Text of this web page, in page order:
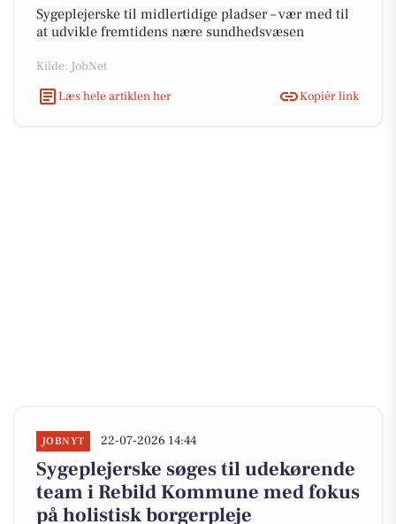
Sygeplejerske til midlertidige pladser – vær med til
at udvikle fremtidens nære sundhedsvæsen
Kilde: JobNet
Læs hele artiklen her
Kopiér link
JOBNYT 22-07-2026 14:44
Sygeplejerske søges til udekørende
team i Rebild Kommune med fokus
på holistisk borgerpleje